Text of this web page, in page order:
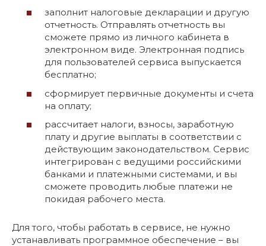
заполнит налоговые декларации и другую
отчетность. Отправлять отчетность вы
сможете прямо из личного кабинета в
электронном виде. Электронная подпись
для пользователей сервиса выпускается
бесплатно;
сформирует первичные документы и счета
на оплату;
рассчитает налоги, взносы, заработную
плату и другие выплаты в соответствии с
действующим законодательством. Сервис
интегрирован с ведущими российскими
банками и платежными системами, и вы
сможете проводить любые платежи не
покидая рабочего места.
Для того, чтобы работать в сервисе, не нужно
устанавливать программное обеспечение – вы